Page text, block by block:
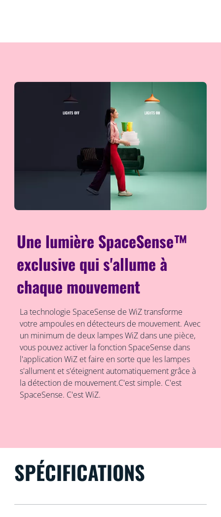
Une lumière SpaceSense™
exclusive qui s'allume à
chaque mouvement
La technologie SpaceSense de WiZ transforme
votre ampoules en détecteurs de mouvement. Avec
un minimum de deux lampes WiZ dans une pièce,
vous pouvez activer la fonction SpaceSense dans
l'application WiZ et faire en sorte que les lampes
s'allument et s'éteignent automatiquement grâce à
la détection de mouvement.C'est simple. C'est
SpaceSense. C'est WiZ.
SPÉCIFICATIONS